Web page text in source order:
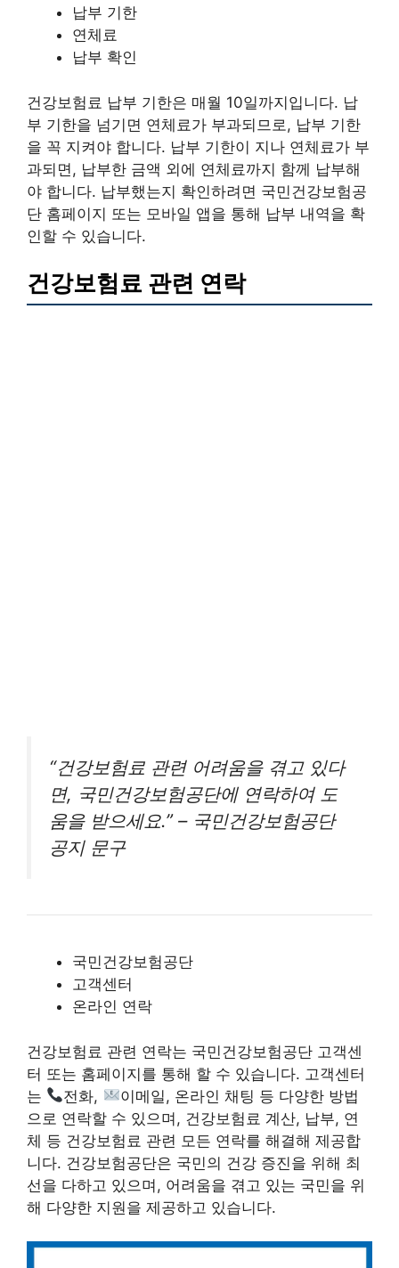
납부 기한
연체료
납부 확인
건강보험료 납부 기한은 매월 10일까지입니다. 납
부 기한을 넘기면 연체료가 부과되므로, 납부 기한
을 꼭 지켜야 합니다. 납부 기한이 지나 연체료가 부
과되면, 납부한 금액 외에 연체료까지 함께 납부해
야 합니다. 납부했는지 확인하려면 국민건강보험공
단 홈페이지 또는 모바일 앱을 통해 납부 내역을 확
인할 수 있습니다.
건강보험료 관련 연락
“건강보험료 관련 어려움을 겪고 있다
면, 국민건강보험공단에 연락하여 도
움을 받으세요.” – 국민건강보험공단
공지 문구
국민건강보험공단
고객센터
온라인 연락
건강보험료 관련 연락는 국민건강보험공단 고객센
터 또는 홈페이지를 통해 할 수 있습니다. 고객센터
는
전화,
이메일, 온라인 채팅 등 다양한 방법
으로 연락할 수 있으며, 건강보험료 계산, 납부, 연
체 등 건강보험료 관련 모든 연락를 해결해 제공합
니다. 건강보험공단은 국민의 건강 증진을 위해 최
선을 다하고 있으며, 어려움을 겪고 있는 국민을 위
해 다양한 지원을 제공하고 있습니다.